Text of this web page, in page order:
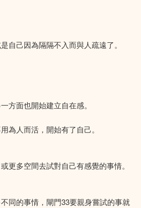
自己因為隔隔不入而與人疏遠了。
方面也開始建立自在感。
為人而活，開始有了自己。
更多空間去試對自己有感覺的事情。
同的事情，閘門33要親身嘗試的事就